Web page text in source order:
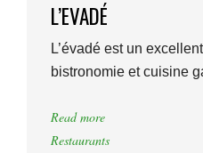
L’EVADÉ
L’évadé est un
bistronomie et cuisine
Read more
Restaurants